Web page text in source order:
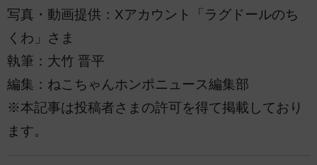
写真・動画提供：Xアカウント「ラグドールのち
くわ」さま
執筆：大竹 晋平
編集：ねこちゃんホンポニュース編集部
※本記事は投稿者さまの許可を得て掲載しており
ます。